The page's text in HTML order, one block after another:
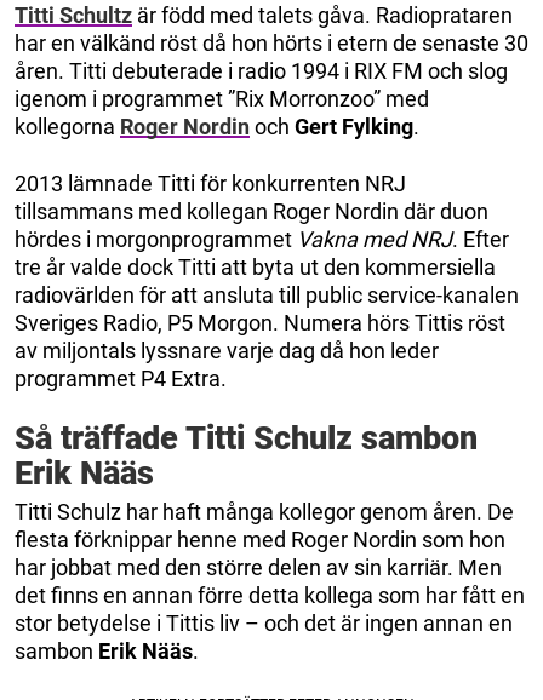
Titti Schultz är född med talets gåva. Radioprataren
har en välkänd röst då hon hörts i etern de senaste 30
åren. Titti debuterade i radio 1994 i RIX FM och slog
igenom i programmet ”Rix Morronzoo” med
kollegorna Roger Nordinoch Gert Fylking.
2013 lämnade Titti för konkurrenten NRJ
tillsammans med kollegan Roger Nordin där duon
hördes i morgonprogrammet Vakna med NRJ. Efter
tre år valde dock Titti att byta ut den kommersiella
radiovärlden för att ansluta till public service-kanalen
Sveriges Radio, P5 Morgon. Numera hörs Tittis röst
av miljontals lyssnare varje dag då hon leder
programmet P4 Extra.
Så träffade Titti Schulz sambon
Erik Nääs
Titti Schulz har haft många kollegor genom åren. De
flesta förknippar henne med Roger Nordin som hon
har jobbat med den större delen av sin karriär. Men
det finns en annan förre detta kollega som har fått en
stor betydelse i Tittis liv – och det är ingen annan en
sambon Erik Nääs.